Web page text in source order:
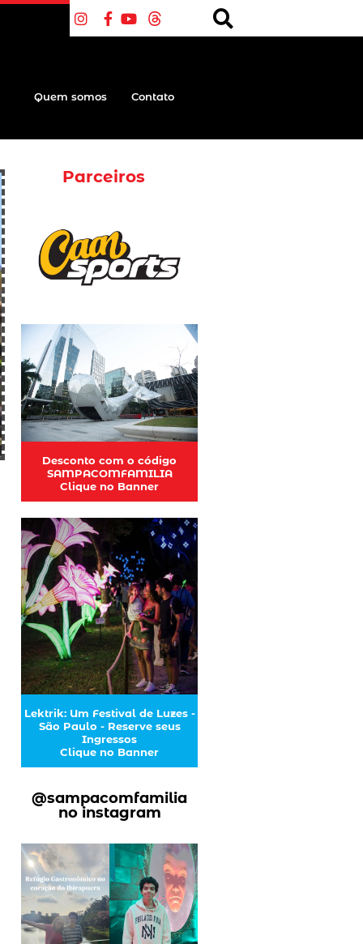
Quem somos Contato
Parceiros
Desconto com o código
SAMPACOMFAMILIA
Clique no Banner
Lektrik: Um Festival de Luzes -
São Paulo - Reserve seus
Ingressos
Clique no Banner
@sampacomfamilia
no instagram